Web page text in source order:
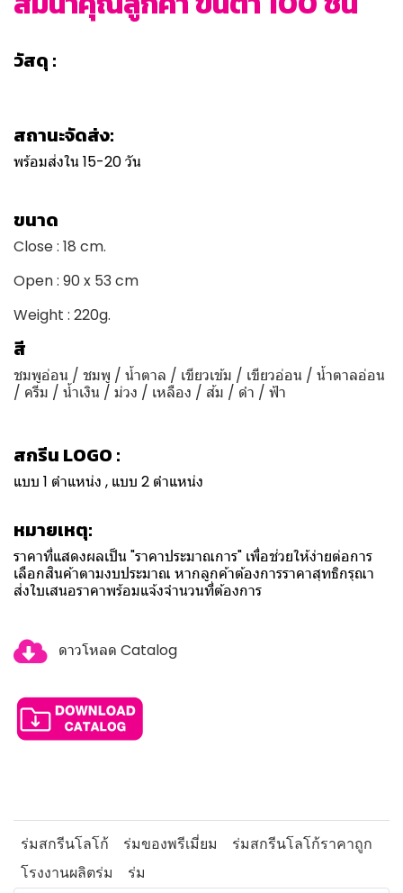
วัสดุ :
สถานะจัดส่ง:
พร้อมส่งใน 15-20 วัน
ขนาด
Close : 18 cm.
Open : 90 x 53 cm
Weight : 220g.
สี
ชมพูอ่อน / ชมพู / น้ำตาล / เขียวเข้ม / เขียวอ่อน / น้ำตาลอ่อน
/ ครีม / น้ำเงิน / ม่วง / เหลือง / ส้ม / ดำ / ฟ้า
สกรีน LOGO :
แบบ 1 ตำแหน่ง , แบบ 2 ตำแหน่ง
หมายเหตุ:
ราคาที่แสดงผลเป็น "ราคาประมาณการ" เพื่อช่วยให้ง่ายต่อการ
เลือกสินค้าตามงบประมาณ หากลูกค้าต้องการราคาสุทธิกรุณา
ส่งใบเสนอราคาพร้อมแจ้งจำนวนที่ต้องการ
ดาวโหลด Catalog
ร่มสกรีนโลโก้ ร่มของพรีเมี่ยม
ร่มสกรีนโลโก้ราคาถูก
โรงงานผลิตร่ม
ร่ม